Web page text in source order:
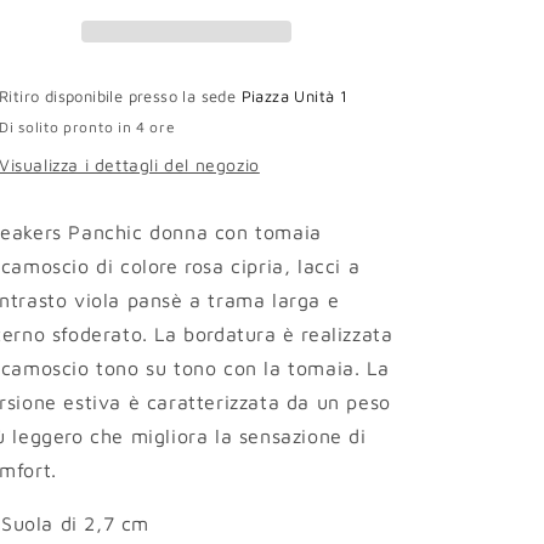
cipria
Ritiro disponibile presso la sede Piazza Unità 1
Di solito pronto in 4 ore
Visualizza i dettagli del negozio
Panchic donna con tomaia
di colore rosa cipria, lacci a
viola pansè a trama larga e
sfoderato. La bordatura è realizzata
tono su tono con la tomaia. La
estiva è caratterizzata da un peso
leggero che migliora la sensazione di
Suola di 2,7 cm